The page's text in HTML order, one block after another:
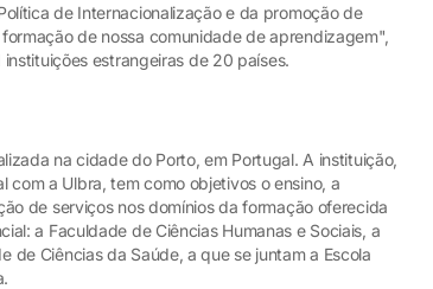
de Internacionalização e da promoção de
de nossa comunidade de aprendizagem",
estrangeiras de 20 países.
na cidade do Porto, em Portugal. A instituição,
a Ulbra, tem como objetivos o ensino, a
de serviços nos domínios da formação oferecida
a Faculdade de Ciências Humanas e Sociais, a
de Ciências da Saúde, a que se juntam a Escola